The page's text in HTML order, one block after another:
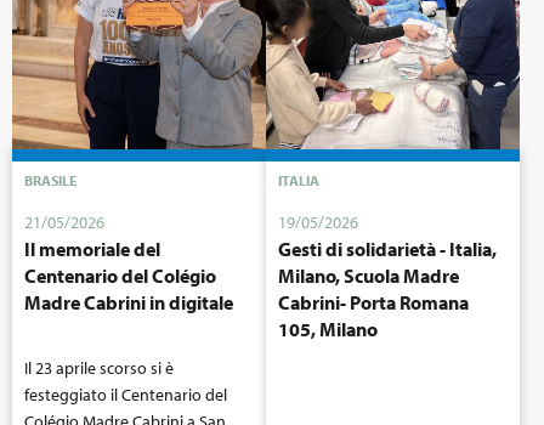
BRASILE
21/05/2026
Il memoriale del
Centenario del Colégio
Madre Cabrini in digitale
Il 23 aprile scorso si è
festeggiato il Centenario del
ITALIA
19/05/2026
Gesti di solidarietà - Italia,
Milano, Scuola Madre
Cabrini- Porta Romana
105, Milano